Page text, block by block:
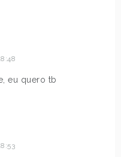
eu quero tb